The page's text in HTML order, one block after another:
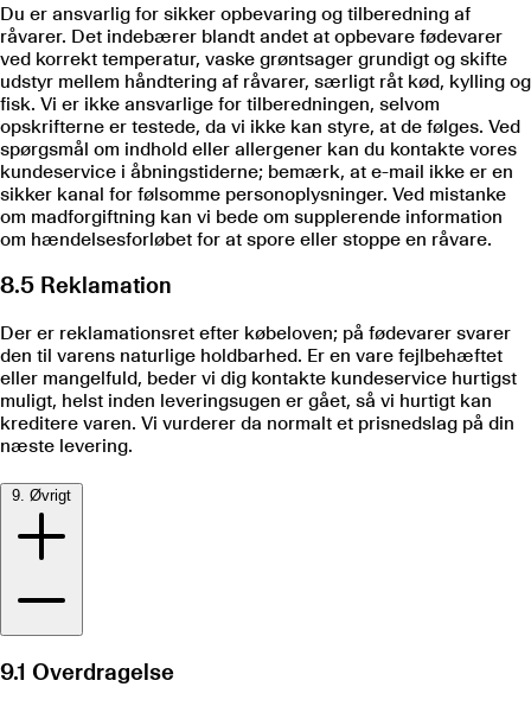
Du er ansvarlig for sikker opbevaring og tilberedning af
råvarer. Det indebærer blandt andet at opbevare fødevarer
ved korrekt temperatur, vaske grøntsager grundigt og skifte
udstyr mellem håndtering af råvarer, særligt råt kød, kylling og
fisk. Vi er ikke ansvarlige for tilberedningen, selvom
opskrifterne er testede, da vi ikke kan styre, at de følges. Ved
spørgsmål om indhold eller allergener kan du kontakte vores
kundeservice i åbningstiderne; bemærk, at e-mail ikke er en
sikker kanal for følsomme personoplysninger. Ved mistanke
om madforgiftning kan vi bede om supplerende information
om hændelsesforløbet for at spore eller stoppe en råvare.
8.5 Reklamation
Der er reklamationsret efter købeloven; på fødevarer svarer
den til varens naturlige holdbarhed. Er en vare fejlbehæftet
eller mangelfuld, beder vi dig kontakte kundeservice hurtigst
muligt, helst inden leveringsugen er gået, så vi hurtigt kan
kreditere varen. Vi vurderer da normalt et prisnedslag på din
næste levering.
9.1 Overdragelse